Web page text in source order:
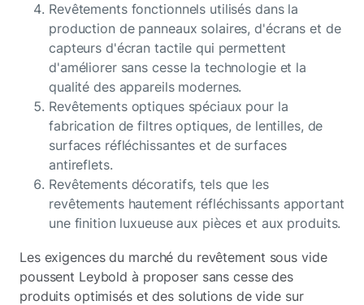
Revêtements fonctionnels utilisés dans la
production de panneaux solaires, d'écrans et de
capteurs d'écran tactile qui permettent
d'améliorer sans cesse la technologie et la
qualité des appareils modernes.
Revêtements optiques spéciaux pour la
fabrication de filtres optiques, de lentilles, de
surfaces réfléchissantes et de surfaces
antireflets.
Revêtements décoratifs, tels que les
revêtements hautement réfléchissants apportant
une finition luxueuse aux pièces et aux produits.
Les exigences du marché du revêtement sous vide
poussent Leybold à proposer sans cesse des
produits optimisés et des solutions de vide sur